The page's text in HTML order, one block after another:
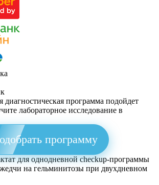
диагностическая программа подойдет
лабораторное исследование в
программу
для однодневной checkup-программы
на гельминитозы при двухдневном